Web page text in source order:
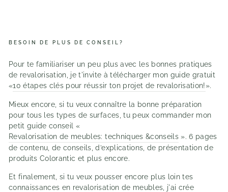
BESOIN DE PLUS DE CONSEIL?
Pour te familiariser un peu plus avec les bonnes pratiques
de revalorisation, je t'invite à télécharger mon guide gratuit
«10 étapes clés pour réussir ton projet de revalorisation!».
Mieux encore, si tu veux connaître la bonne préparation
pour tous les types de surfaces, tu peux commander mon
petit guide conseil «
Revalorisation de meubles: techniques &conseils». 6 pages
de contenu, de conseils, d’explications, de présentation de
produits Colorantic et plus encore.
Et finalement, si tu veux pousser encore plus loin tes
connaissances en revalorisation de meubles, j'ai crée